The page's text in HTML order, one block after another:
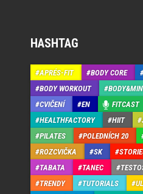
HASHTAG
APRÉS-FIT BODY CORE
BODY WORKOUT
CVIČENÍ
EN FITCAST
HEALTHFACTORY
HIIT
PILATES
POLEDNÍCH 20
ROZCVIČKA
SK
TABATA
TANEC
TRENDY
TUTORIALS